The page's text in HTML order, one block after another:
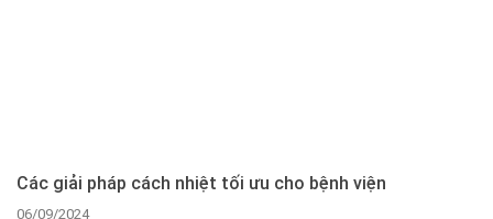
Các giải pháp cách nhiệt tối ưu cho bệnh viện
06/09/2024